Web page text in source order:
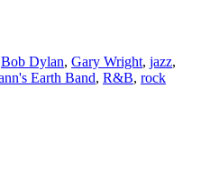
Bob Dylan, Gary Wright, jazz,
Earth Band, R&B, rock